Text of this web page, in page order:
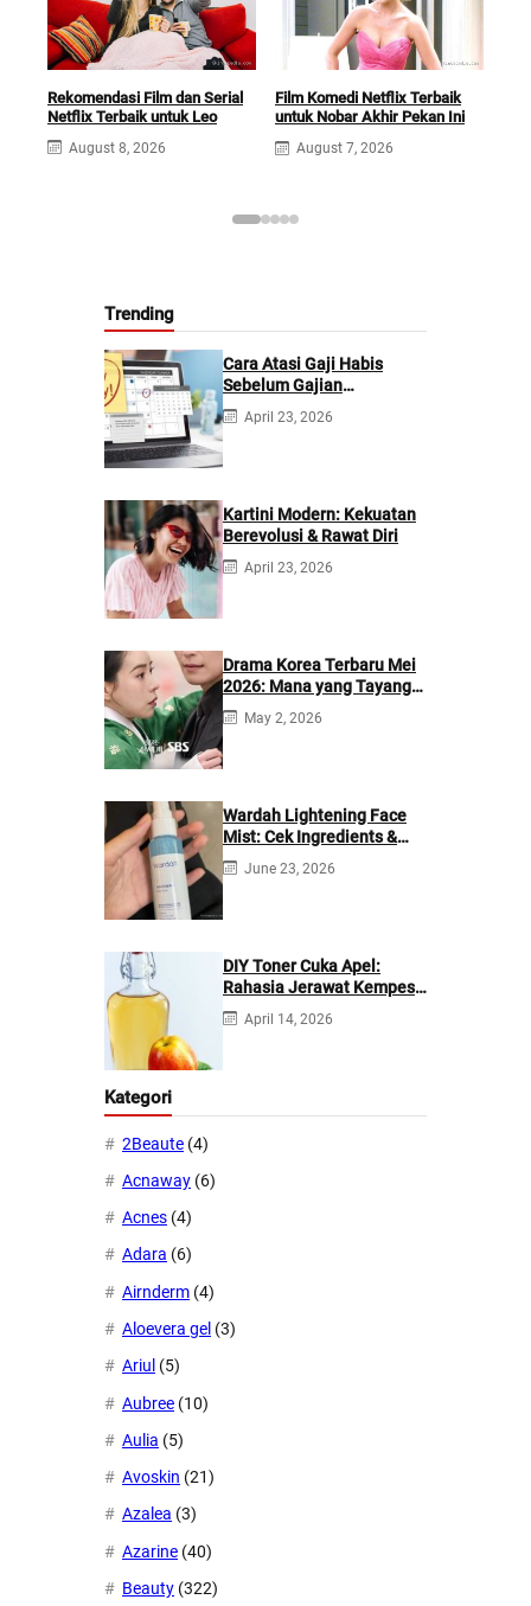
Rekomendasi Film dan Serial
Netflix Terbaik untuk Leo
August 8, 2026
Film Komedi Netflix Terbaik
untuk Nobar Akhir Pekan Ini
August 7, 2026
Trending
Cara Atasi Gaji Habis
Sebelum Gajian
Berikutnya
April 23, 2026
Kartini Modern: Kekuatan
Berevolusi & Rawat Diri
April 23, 2026
Drama Korea Terbaru Mei
2026: Mana yang Tayang
di Netflix?
May 2, 2026
Wardah Lightening Face
Mist: Cek Ingredients &
Manfaatnya
June 23, 2026
DIY Toner Cuka Apel:
Rahasia Jerawat Kempes
dalam 2 Hari!
April 14, 2026
Kategori
2Beaute (4)
Acnaway (6)
Acnes (4)
Adara (6)
Airnderm (4)
Aloevera gel (3)
Ariul (5)
Aubree (10)
Aulia (5)
Avoskin (21)
Azalea (3)
Azarine (40)
Beauty (322)